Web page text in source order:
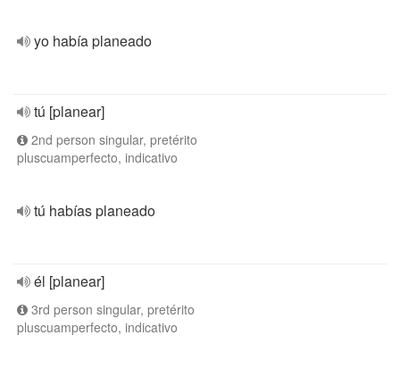
yo había planeado
tú [planear]
2nd person singular, pretérito
pluscuamperfecto, indicativo
tú habías planeado
él [planear]
3rd person singular, pretérito
pluscuamperfecto, indicativo